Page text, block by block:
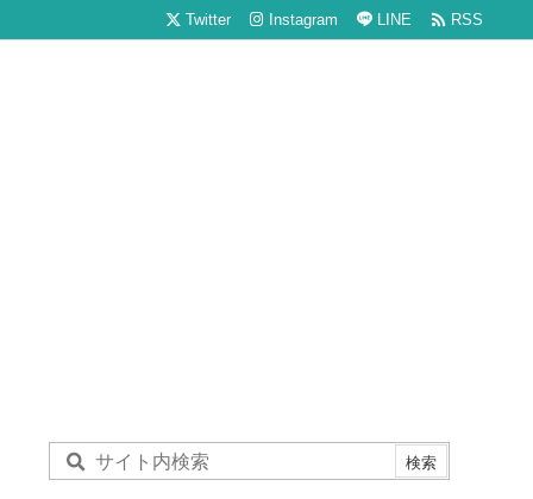
Twitter Instagram LINE  RSS